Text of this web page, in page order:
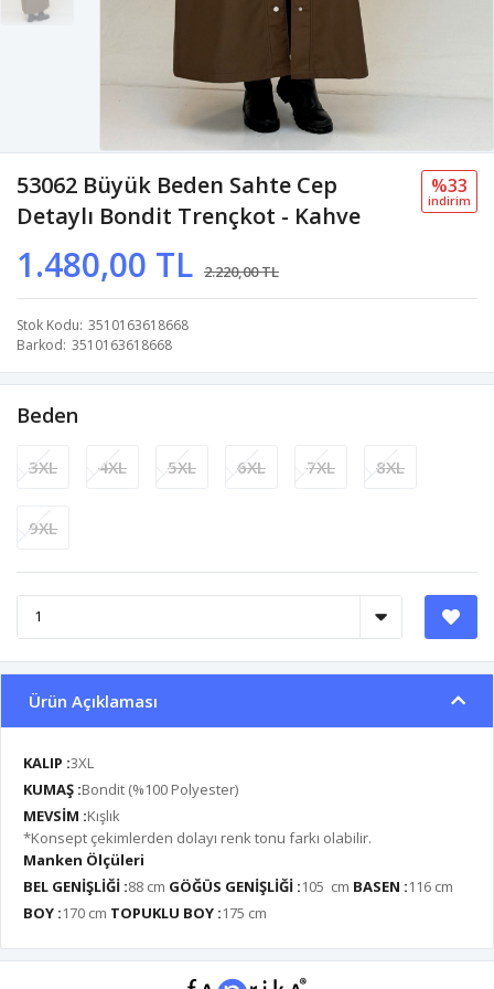
53062 Büyük Beden Sahte Cep
Detaylı Bondit Trençkot - Kahve
1.480,00 TL 2.220,00 TL
%33
i̇ndi̇ri̇m
Stok Kodu 3510163618668
Barkod 3510163618668
Beden
3XL 4XL 5XL 6XL 7XL 8XL
9XL
Ürün Açıklaması
KALIP :3XL
KUMAŞ :Bondit (%100 Polyester)
MEVSİM :Kışlık
*Konsept çekimlerden dolayı renk tonu farkı olabilir.
Manken Ölçüleri
BEL GENİŞLİĞİ :88 cm GÖĞÜS GENİŞLİĞİ :105 cm BASEN :116 cm
BOY :170 cm TOPUKLU BOY :175 cm